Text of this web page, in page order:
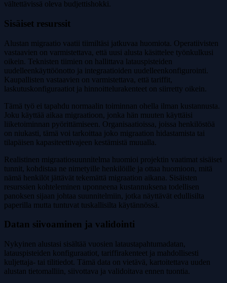
vältettävissä oleva budjettishokki.
Sisäiset resurssit
Alustan migraatio vaatii tiimiltäsi jatkuvaa huomiota. Operatiivisten
vastaavien on varmistettava, että uusi alusta käsittelee työnkulkusi
oikein. Teknisten tiimien on hallittava latauspisteiden
uudelleenkäyttöönotto ja integraatioiden uudelleenkonfigurointi.
Kaupallisten vastaavien on varmistettava, että tariffit,
laskutuskonfiguraatiot ja hinnoittelurakenteet on siirretty oikein.
Tämä työ ei tapahdu normaalin toiminnan ohella ilman kustannusta.
Joku käyttää aikaa migraatioon, jonka hän muuten käyttäisi
liiketoiminnan pyörittämiseen. Organisaatioissa, joissa henkilöstöä
on niukasti, tämä voi tarkoittaa joko migraation hidastamista tai
tilapäisen kapasiteettivajeen kestämistä muualla.
Realistinen migraatiosuunnitelma huomioi projektin vaatimat sisäiset
tunnit, kohdistaa ne nimetyille henkilöille ja ottaa huomioon, mitä
nämä henkilöt jättävät tekemättä migraation aikana. Sisäisten
resurssien kohteleminen uponneena kustannuksena todellisen
panoksen sijaan johtaa suunnitelmiin, jotka näyttävät edullisilta
paperilla mutta tuntuvat tuskallisilta käytännössä.
Datan siivoaminen ja validointi
Nykyinen alustasi sisältää vuosien lataustapahtumadatan,
latauspisteiden konfiguraatiot, tariffirakenteet ja mahdollisesti
kuljettaja- tai tilitiedot. Tämä data on vietävä, kartoitettava uuden
alustan tietomalliin, siivottava ja validoitava ennen tuontia.